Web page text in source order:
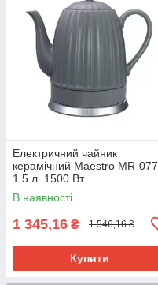
Електричний чайник
керамічний Maestro MR-077
1.5 л. 1500 Вт
В наявності
1 345,16 ₴ 1 546,16 ₴
Купити